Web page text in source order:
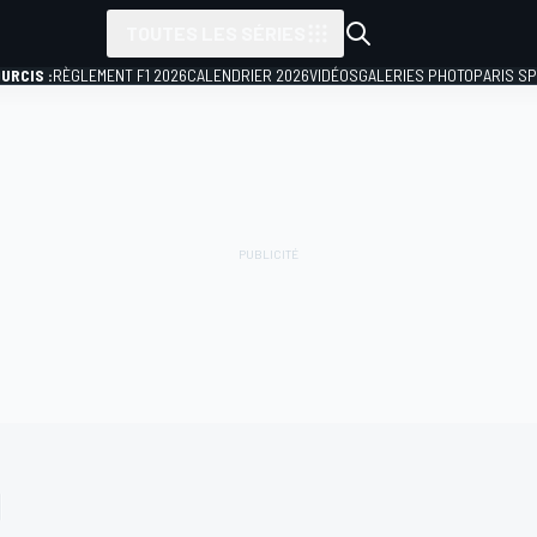
:RÈGLEMENT F1 2026CALENDRIER 2026VIDÉOSGALERIES PHOTOPARIS